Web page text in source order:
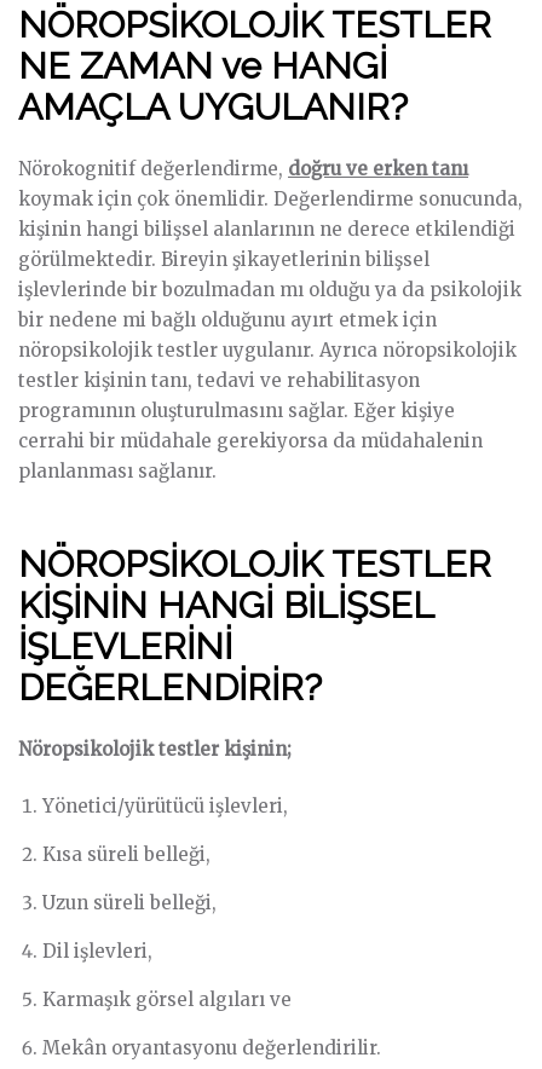
NÖROPSİKOLOJİK TESTLER
NE ZAMAN ve HANGİ
AMAÇLA UYGULANIR?
Nörokognitif değerlendirme, doğru ve erken tanı
koymak için çok önemlidir. Değerlendirme sonucunda,
kişinin hangi bilişsel alanlarının ne derece etkilendiği
görülmektedir. Bireyin şikayetlerinin bilişsel
işlevlerinde bir bozulmadan mı olduğu ya da psikolojik
bir nedene mi bağlı olduğunu ayırt etmek için
nöropsikolojik testler uygulanır. Ayrıca nöropsikolojik
testler kişinin tanı, tedavi ve rehabilitasyon
programının oluşturulmasını sağlar. Eğer kişiye
cerrahi bir müdahale gerekiyorsa da müdahalenin
planlanması sağlanır.
NÖROPSİKOLOJİK TESTLER
KİŞİNİN HANGİ BİLİŞSEL
İŞLEVLERİNİ
DEĞERLENDİRİR?
Nöropsikolojik testler kişinin;
Yönetici/yürütücü işlevleri,
Kısa süreli belleği,
Uzun süreli belleği,
Dil işlevleri,
Karmaşık görsel algıları ve
Mekân oryantasyonu değerlendirilir.